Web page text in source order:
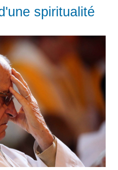
spiritualité